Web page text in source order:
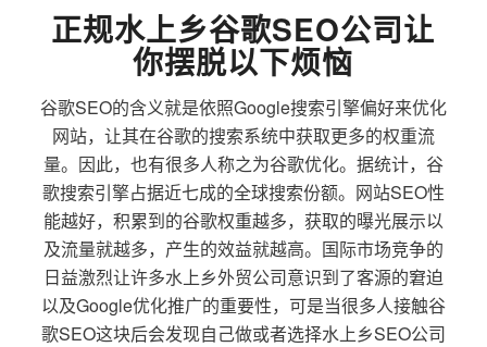
正规水上乡谷歌SEO公司让
你摆脱以下烦恼
谷歌SEO的含义就是依照Google搜索引擎偏好来优化
网站，让其在谷歌的搜索系统中获取更多的权重流
量。因此，也有很多人称之为谷歌优化。据统计，谷
歌搜索引擎占据近七成的全球搜索份额。网站SEO性
能越好，积累到的谷歌权重越多，获取的曝光展示以
及流量就越多，产生的效益就越高。国际市场竞争的
日益激烈让许多水上乡外贸公司意识到了客源的窘迫
以及Google优化推广的重要性，可是当很多人接触谷
歌SEO这块后会发现自己做或者选择水上乡SEO公司